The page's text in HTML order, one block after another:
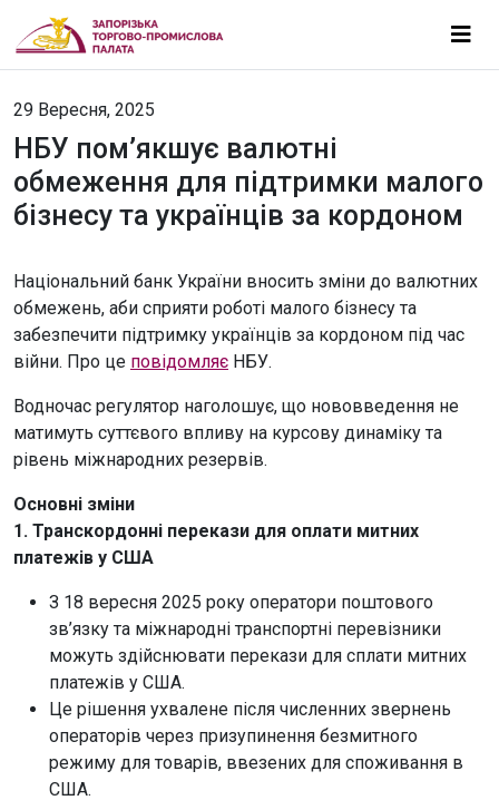
29 Вересня, 2025
НБУ пом’якшує валютні
обмеження для підтримки малого
бізнесу та українців за кордоном
Національний банк України вносить зміни до валютних
обмежень, аби сприяти роботі малого бізнесу та
забезпечити підтримку українців за кордоном під час
війни. Про це повідомляє НБУ.
Водночас регулятор наголошує, що нововведення не
матимуть суттєвого впливу на курсову динаміку та
рівень міжнародних резервів.
Основні зміни
1. Транскордонні перекази для оплати митних
платежів у США
З 18 вересня 2025 року оператори поштового
зв’язку та міжнародні транспортні перевізники
можуть здійснювати перекази для сплати митних
платежів у США.
Це рішення ухвалене після численних звернень
операторів через призупинення безмитного
режиму для товарів, ввезених для споживання в
США.